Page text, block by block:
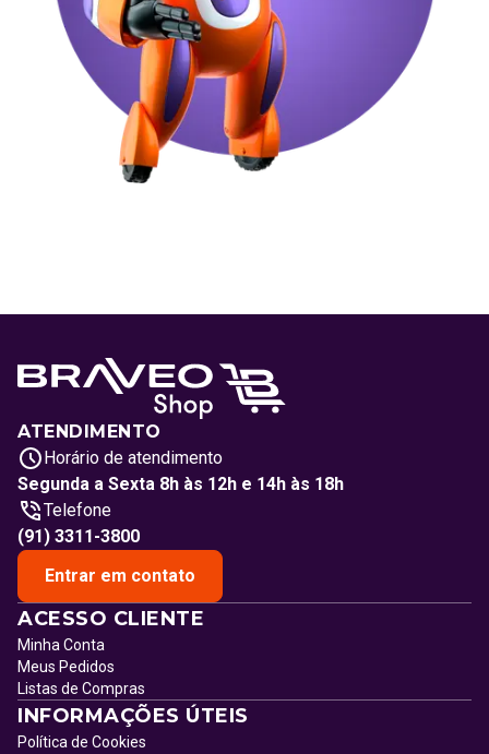
ATENDIMENTO
Horário de atendimento
Segunda a Sexta 8h às 12h e 14h às 18h
Telefone
(91) 3311-3800
Entrar em contato
ACESSO CLIENTE
Minha Conta
Meus Pedidos
Listas de Compras
INFORMAÇÕES ÚTEIS
Política de Cookies